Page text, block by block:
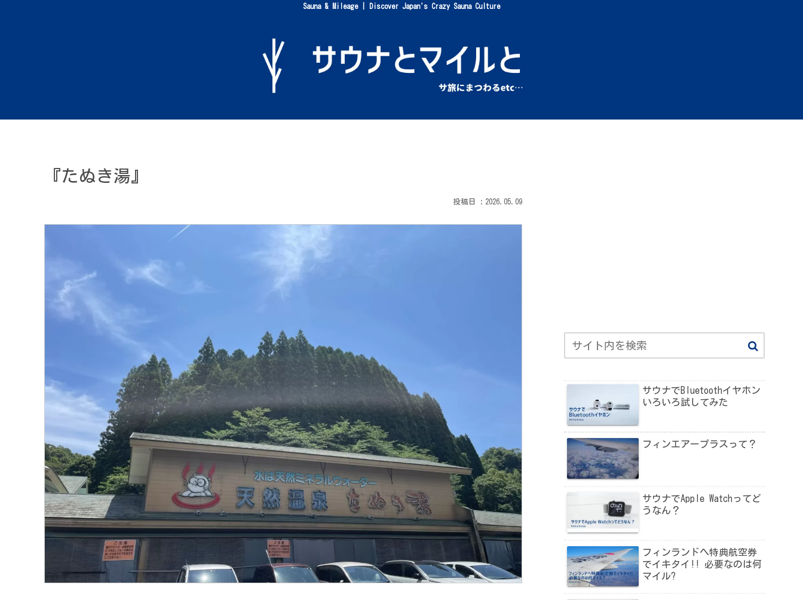
Sauna & Mileage | Discover Japan's Crazy Sauna Culture
『たぬき湯』
2026.05.09
サウナでBluetoothイヤホン
いろいろ試してみた
フィンエアープラスって？
サウナでApple Watchってど
うなん？
フィンランドへ特典航空券
でイキタイ!! 必要なのは何
マイル?